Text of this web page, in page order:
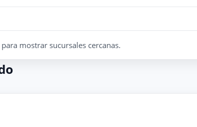
mostrar sucursales cercanas.